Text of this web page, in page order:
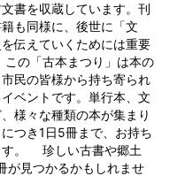
書を収蔵しています。刊
も同様に、後世に「文
伝えていくためには重要
の「古本まつり」は本の
民の皆様から持ち寄られ
ベントです。単行本、文
様々な種類の本が集まり
つき1日5冊まで、お持ち
す。 珍しい古書や郷土
が見つかるかもしれませ